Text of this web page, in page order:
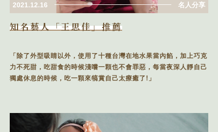
2021.12.16 名人分享
知名藝人「王思佳」推薦
「除了外型吸睛以外，使用了十種台灣在地水果當內餡，加上巧克
力不死甜，吃甜食的時候淺嚐一顆也不會罪惡，每當夜深人靜自己
獨處休息的時候，吃一顆來犒賞自己太療癒了!」